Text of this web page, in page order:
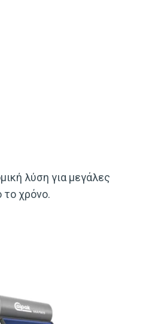
λύση για μεγάλες
το χρόνο.